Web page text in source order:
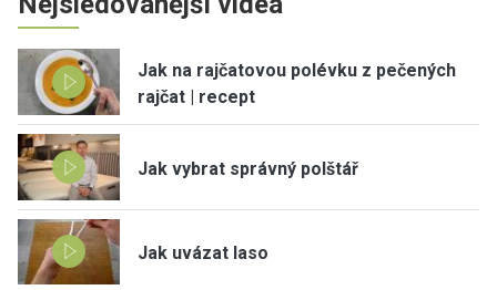
Jak na rajčatovou polévku z pečených
rajčat | recept
Jak vybrat správný polštář
Jak uvázat laso